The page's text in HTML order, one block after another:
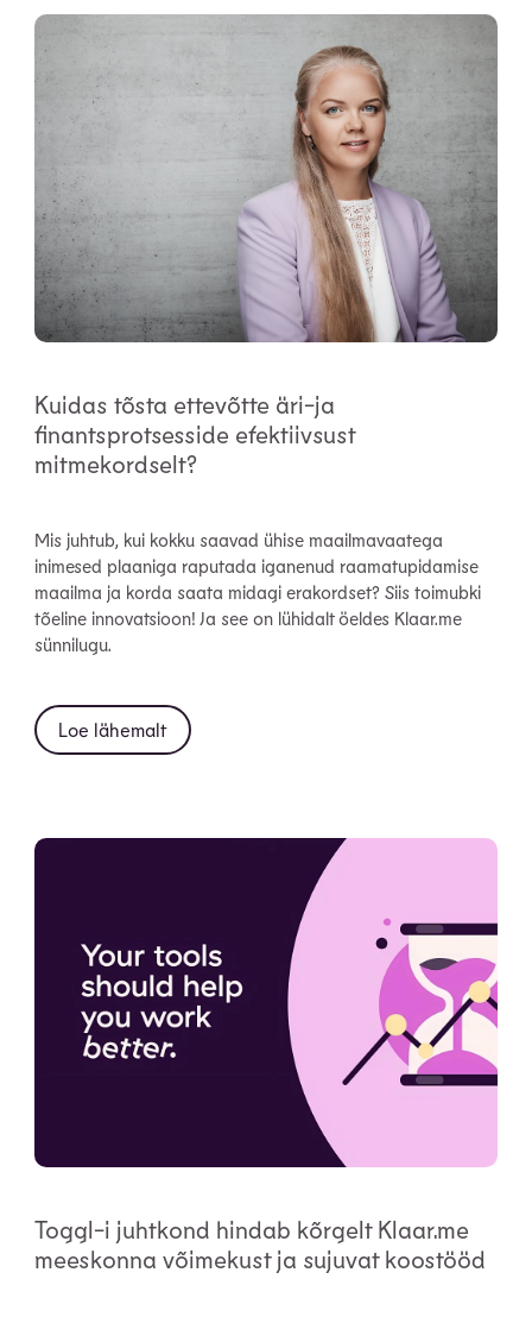
Kuidas tõsta ettevõtte äri-ja
finantsprotsesside efektiivsust
mitmekordselt?
Mis juhtub, kui kokku saavad ühise maailmavaatega
inimesed plaaniga raputada iganenud raamatupidamise
maailma ja korda saata midagi erakordset? Siis toimubki
tõeline innovatsioon! Ja see on lühidalt öeldes Klaar.me
sünnilugu.
Loe lähemalt
Toggl-i juhtkond hindab kõrgelt Klaar.me
meeskonna võimekust ja sujuvat koostööd